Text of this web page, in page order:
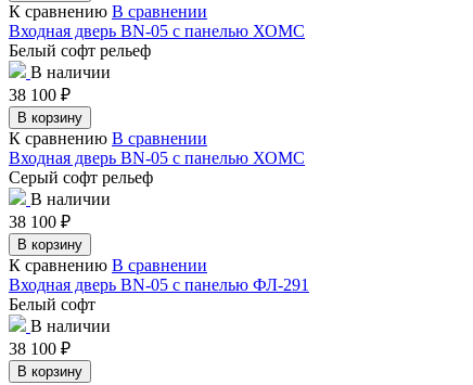
К сравнению В сравнении
Входная дверь BN-05 с панелью ХОМС
Белый софт рельеф
В наличии
38 100 ₽
В корзину
К сравнению В сравнении
Входная дверь BN-05 с панелью ХОМС
Серый софт рельеф
В наличии
38 100 ₽
В корзину
К сравнению В сравнении
Входная дверь BN-05 с панелью ФЛ-291
Белый софт
В наличии
38 100 ₽
В корзину